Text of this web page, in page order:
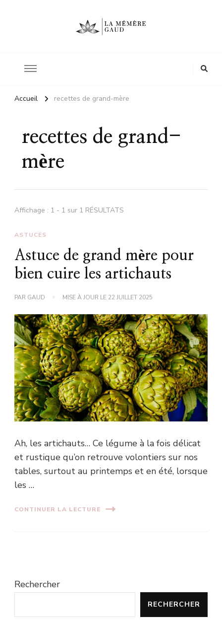
Accueil recettes de grand-mère
recettes de grand-
mère
Affichage : 1 - 1 sur 1 RÉSULTATS
ASTUCES
Astuce de grand mère pour
bien cuire les artichauts
PAR GAUD MISE À JOUR LE 22 JUILLET 2025
Ah, les artichauts… Ce légume à la fois délicat
et rustique qu’on retrouve volontiers sur nos
tables, surtout au printemps et en été, lorsque
les …
CONTINUER LA LECTURE
Rechercher
RECHERCHER